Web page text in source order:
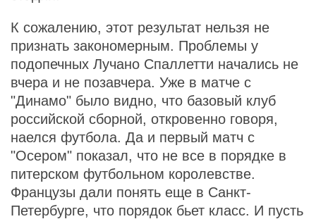
К сожалению, этот результат нельзя не
признать закономерным. Проблемы у
подопечных Лучано Спаллетти начались не
вчера и не позавчера. Уже в матче с
"Динамо" было видно, что базовый клуб
российской сборной, откровенно говоря,
наелся футбола. Да и первый матч с
"Осером" показал, что не все в порядке в
питерском футбольном королевстве.
Французы дали понять еще в Санкт-
Петербурге, что порядок бьет класс. И пусть